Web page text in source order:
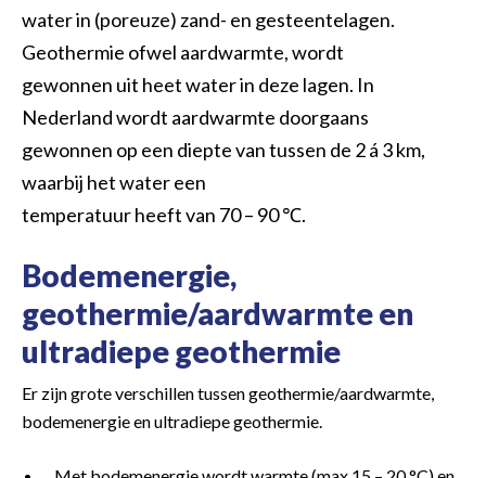
water in (poreuze) zand- en gesteentelagen.
Geothermie ofwel aardwarmte, wordt
gewonnen uit heet water in deze lagen. In
Nederland wordt aardwarmte doorgaans
gewonnen op een diepte van tussen de 2 á 3 km,
waarbij het water een
temperatuur heeft van 70 – 90 ℃.
Bodemenergie,
geothermie/aardwarmte en
ultradiepe geothermie
Er zijn grote verschillen tussen geothermie/aardwarmte,
bodemenergie en ultradiepe geothermie.